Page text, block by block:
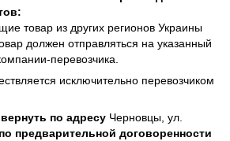
товар из других регионов Украины
должен отправляться на указанный
перевозчика.
исключительно перевозчиком
по адресу Черновцы, ул.
предварительной договоренности